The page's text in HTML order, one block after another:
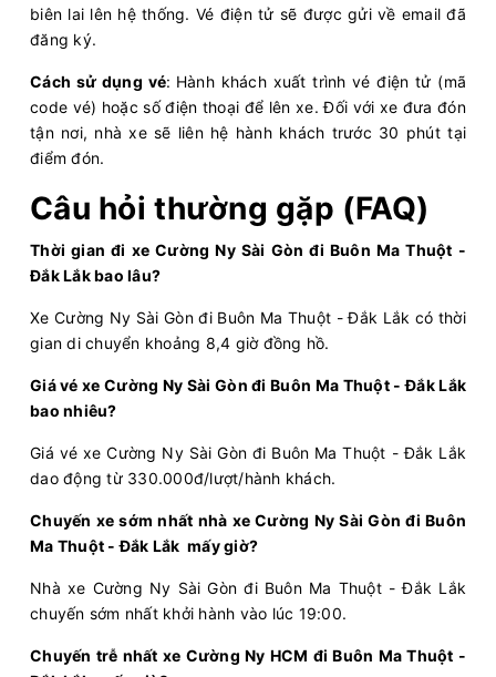
Văn phòng Bến xe Miền
Đông Cũ - Dãy 1-A1
Bến xe Ea
Cường Ny Limousine 24 Phòng...
Giá vé:450.000 Còn trống:2 Chọn mua
20:00 09/08/2026 10/08 06:20(10 giờ 20 phút)
Bến xe An Sương Văn phòng Chư Phả
Cường Ny
Giá vé:380.000 Còn trống:20 +
20:0009/08/2026
Bến xe An Sương Văn phòng Ea H'leo
Cường Ny Limousine 34 giường
Giá vé: 380.000 Còn trống:
20:0009/08/2026 10/0806:00
Văn phòng Bến xe Miền
Văn phòng
biên lai lên hệ thống. Vé điện tử sẽ được gửi về email đã
đăng ký.
Cách sử dụng vé: Hành khách xuất trình vé điện tử (mã
code vé) hoặc số điện thoại để lên xe. Đối với xe đưa đón
tận nơi, nhà xe sẽ liên hệ hành khách trước 30 phút tại
điểm đón.
Câu hỏi thường gặp (FAQ)
Thời gian đi xe Cường Ny Sài Gòn đi Buôn Ma Thuột -
Đắk Lắk bao lâu?
Xe Cường Ny Sài Gòn đi Buôn Ma Thuột - Đắk Lắk có thời
gian di chuyển khoảng 8,4 giờ đồng hồ.
Giá vé xe Cường Ny Sài Gòn đi Buôn Ma Thuột - Đắk Lắk
bao nhiêu?
Giá vé xe Cường Ny Sài Gòn đi Buôn Ma Thuột - Đắk Lắk
dao động từ 330.000đ/lượt/hành khách.
Chuyến xe sớm nhất nhà xe Cường Ny Sài Gòn đi Buôn
Ma Thuột - Đắk Lắk mấy giờ?
Nhà xe Cường Ny Sài Gòn đi Buôn Ma Thuột - Đắk Lắk
chuyến sớm nhất khởi hành vào lúc 19:00.
Chuyến trễ nhất xe Cường Ny HCM đi Buôn Ma Thuột -